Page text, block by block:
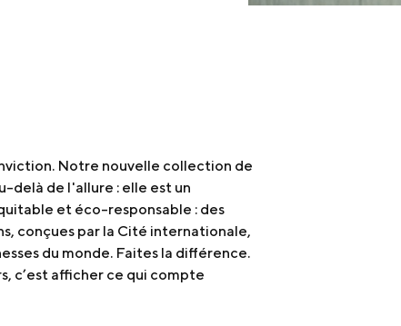
Notre nouvelle collection de
delà de l'allure : elle est un
et éco-responsable : des
conçues par la Cité internationale,
du monde. Faites la différence.
c’est afficher ce qui compte